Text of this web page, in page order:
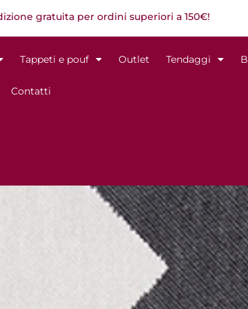
gratuita per ordini superiori a 150€!
Tappeti e pouf Outlet Tendaggi
Contatti